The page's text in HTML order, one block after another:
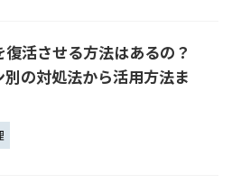
復活させる方法はあるの？
別の対処法から活用方法ま